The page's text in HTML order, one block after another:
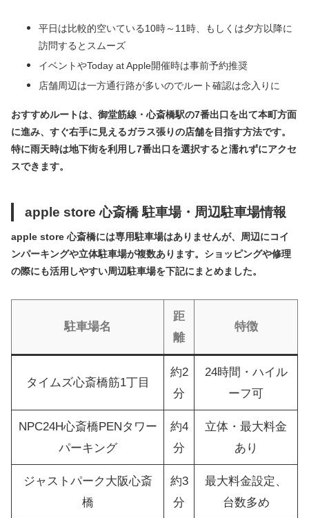
平日は比較的空いている10時～11時、もしくは夕方以降に
訪問するとスムーズ
イベントやToday at Apple開催時は事前予約推奨
店舗周辺は一方通行路が多いのでルート確認は念入りに
おすすめルートは、御堂筋線・心斎橋駅の7番出口を出て本町方面
に進み、すぐ右手に見えるガラス張りの店舗を目指す方法です。
特に雨天時は地下街を利用し7番出口を選択すると濡れずにアクセ
スできます。
apple store 心斎橋 駐車場・周辺駐車場情報
apple store 心斎橋には専用駐車場はありませんが、周辺にコイ
ンパーキングや立体駐車場が複数あります。ショッピングや修理
の際にも活用しやすい周辺駐車場を下記にまとめました。
駐車場名
距
離
特徴
タイムズ心斎橋筋1丁目
約2
分
24時間・ハイル
ーフ可
NPC24H心斎橋PENタワー
パーキング
約4
分
立体・最大料金
あり
ジャストパーク大阪心斎
橋
約3
分
最大料金設定、
台数多め